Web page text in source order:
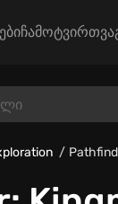
ჩამოტვირთვა